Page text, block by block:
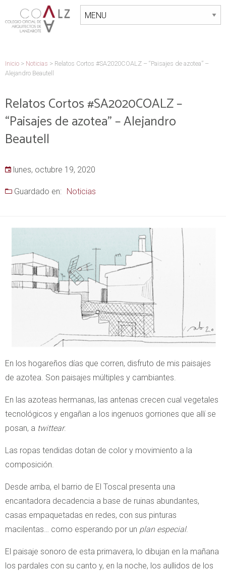
Inicio > Noticias > Relatos Cortos #SA2020COALZ – “Paisajes de azotea” –
Alejandro Beautell
Relatos Cortos #SA2020COALZ –
“Paisajes de azotea” – Alejandro
Beautell
lunes, octubre 19, 2020
Guardado en: Noticias
En los hogareños días que corren, disfruto de mis paisajes
de azotea. Son paisajes múltiples y cambiantes.
En las azoteas hermanas, las antenas crecen cual vegetales
tecnológicos y engañan a los ingenuos gorriones que allí se
posan, a twittear.
Las ropas tendidas dotan de color y movimiento a la
composición.
Desde arriba, el barrio de El Toscal presenta una
encantadora decadencia a base de ruinas abundantes,
casas empaquetadas en redes, con sus pinturas
macilentas… como esperando por un plan especial.
El paisaje sonoro de esta primavera, lo dibujan en la mañana
los pardales con su canto y, en la noche, los aullidos de los